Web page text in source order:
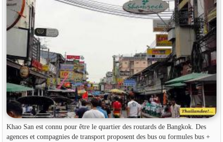
Khao San est connu pour être le quartier des routards de Bangkok. Des
agences et compagnies de transport proposent des bus ou formules bus +